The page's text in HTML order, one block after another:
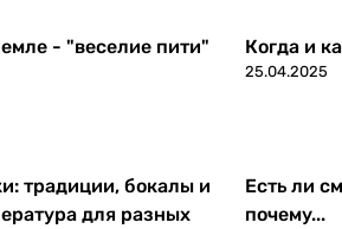
- "веселие пити" Когда и
25.04.2025
традиции, бокалы и
для разных
Есть ли
почему...